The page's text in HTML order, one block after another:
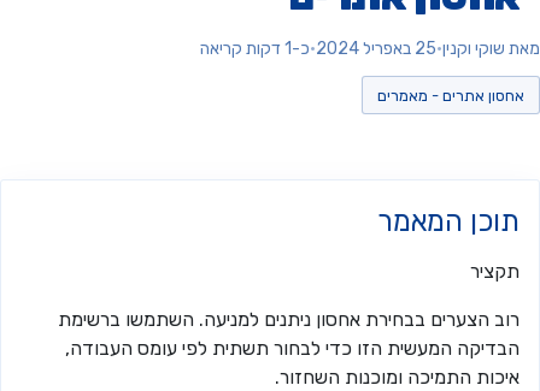
וקנין •25 באפריל 2024 •כ-1 דקות קריאה
אתרים - מאמרים
המאמר
הצערים בבחירת אחסון ניתנים למניעה. השתמשו ברשימת
המעשית הזו כדי לבחור תשתית לפי עומס העבודה,
התמיכה ומוכנות השחזור.